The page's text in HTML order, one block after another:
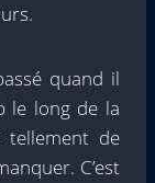
quand il
le long de la
de
C’est